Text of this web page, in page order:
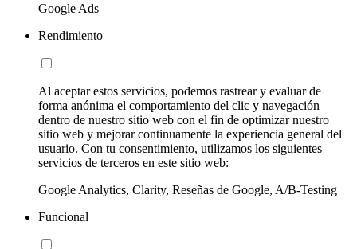
Google Ads
Rendimiento
Al aceptar estos servicios, podemos rastrear y evaluar de
forma anónima el comportamiento del clic y navegación
dentro de nuestro sitio web con el fin de optimizar nuestro
sitio web y mejorar continuamente la experiencia general del
usuario. Con tu consentimiento, utilizamos los siguientes
servicios de terceros en este sitio web:
Google Analytics, Clarity, Reseñas de Google, A/B-Testing
Funcional